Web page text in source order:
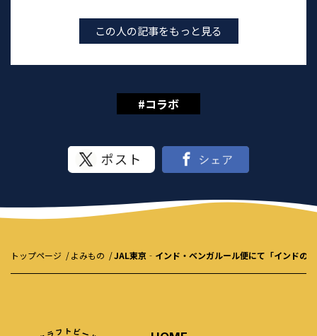
この人の記事をもっと見る
#コラボ
トップページ よみもの JAL東京‐インド・ベンガルール便にて「インドの